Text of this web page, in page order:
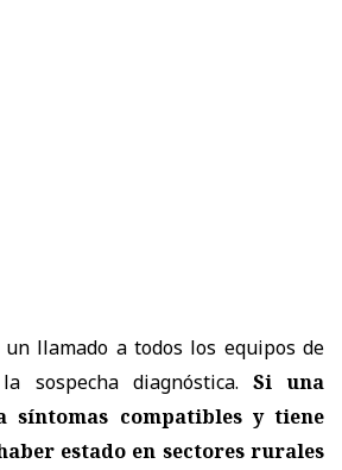
un llamado a todos los equipos de
sospecha diagnóstica. Si una
síntomas compatibles y tiene
estado en sectores rurales